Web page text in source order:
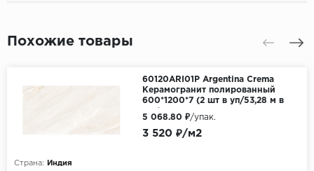
Похожие товары
60120ARI01P Argentina Crema
Керамогранит полированный
600*1200*7 (2 шт в уп/53,28 м в
Страна:
Индия
3 520 ₽/м2
5 068.80 ₽/упак.